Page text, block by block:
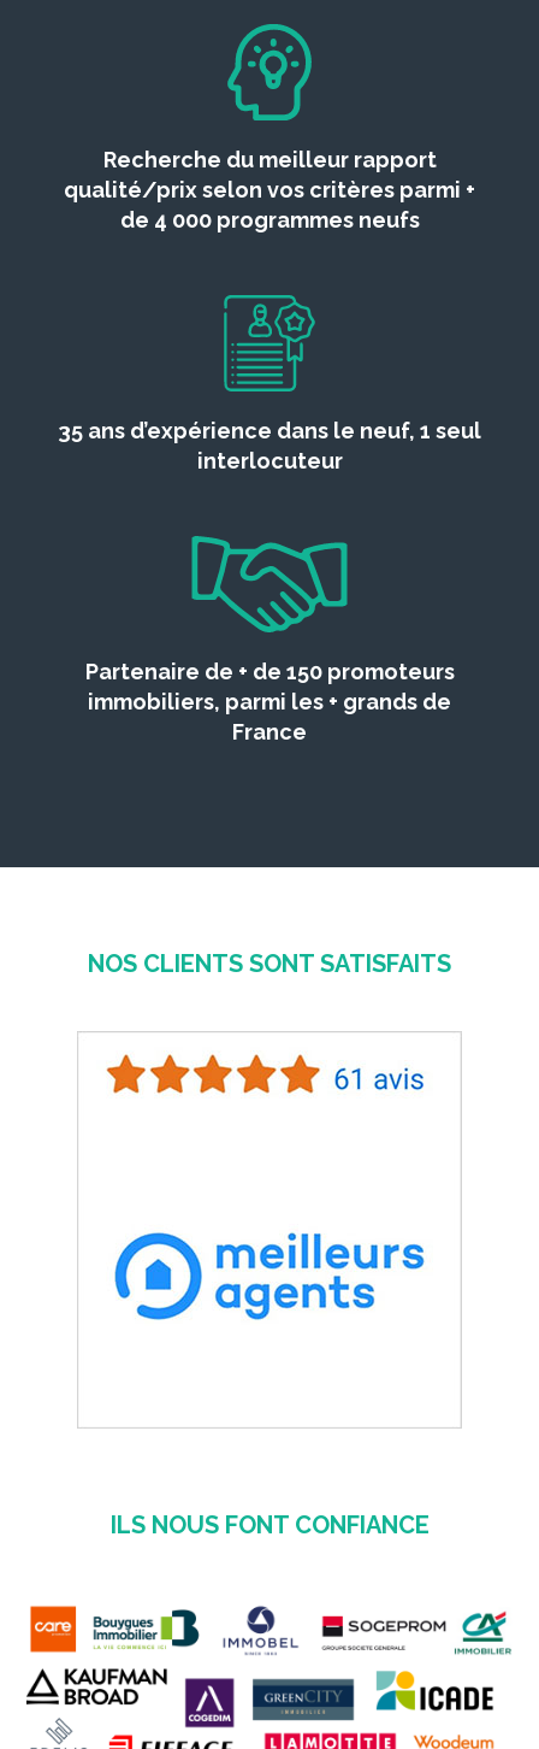
Recherche du meilleur rapport
qualité/prix selon vos critères parmi +
de 4 000 programmes neufs
35 ans d’expérience dans le neuf, 1 seul
interlocuteur
Partenaire de + de 150 promoteurs
immobiliers, parmi les + grands de
France
NOS CLIENTS SONT SATISFAITS
ILS NOUS FONT CONFIANCE